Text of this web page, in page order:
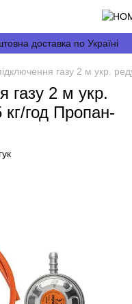
доставка по Україні
газу 2 м укр.
газу 2 м укр.
год Пропан-